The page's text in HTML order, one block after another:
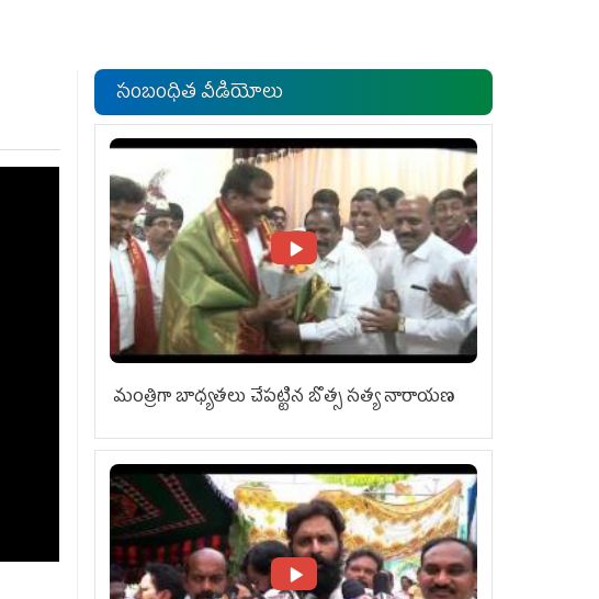
సంబంధిత వీడియోలు
మంత్రిగా బాధ్యతలు చేపట్టిన బొత్స సత్య నారాయణ